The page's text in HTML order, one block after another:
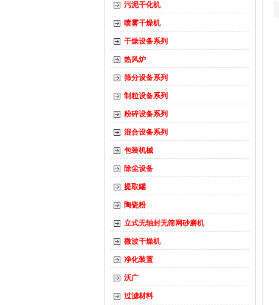
污泥干化机
喷雾干燥机
干燥设备系列
热风炉
筛分设备系列
制粒设备系列
粉碎设备系列
混合设备系列
包装机械
除尘设备
提取罐
陶瓷粉
立式无轴封无筛网砂磨机
微波干燥机
净化装置
沃广
过滤材料